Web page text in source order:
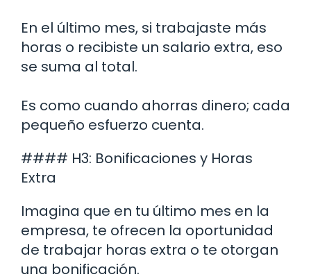
En el último mes, si trabajaste más
horas o recibiste un salario extra, eso
se suma al total.
Es como cuando ahorras dinero; cada
pequeño esfuerzo cuenta.
#### H3: Bonificaciones y Horas
Extra
Imagina que en tu último mes en la
empresa, te ofrecen la oportunidad
de trabajar horas extra o te otorgan
una bonificación.